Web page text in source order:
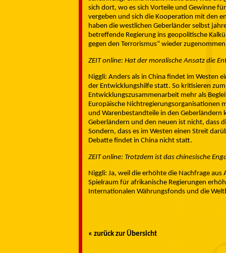
sich dort, wo es sich Vorteile und Gewinne
vergeben und sich die Kooperation mit den
haben die westlichen Geberländer selbst
betreffende Regierung ins geopolitische
gegen den Terrorismus“ wieder
ZEIT online: Hat der moralische Ansatz die
Niggli: Anders als in China findet im Westen
der Entwicklungshilfe statt. So kritisieren
Entwicklungszusammenarbeit mehr als
Europäische Nichtregierungsorganisationen
und Warenbestandteile in den
Geberländern und den neuen ist nicht, dass
Sondern, dass es im Westen einen Streit
Debatte findet in China nicht statt.
ZEIT online: Trotzdem ist das chinesische
Niggli: Ja, weil die erhöhte die Nachfrage
Spielraum für afrikanische Regierungen
Internationalen Währungsfonds und die
« zurück zur Übersicht